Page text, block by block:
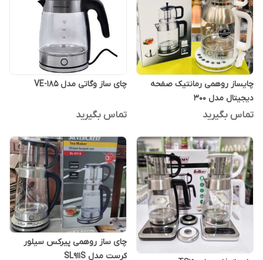
چایساز روهمی رمانتیک صفحه
دیجیتال مدل 300
تماس بگیرید
چای ساز وگاتی مدل VE-185
تماس بگیرید
چای ساز روهمی پیرکس سیلور
کرست مدل SL911S